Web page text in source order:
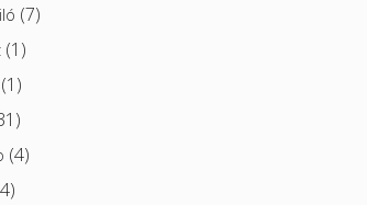
(7)
(1)
(1)
(4)